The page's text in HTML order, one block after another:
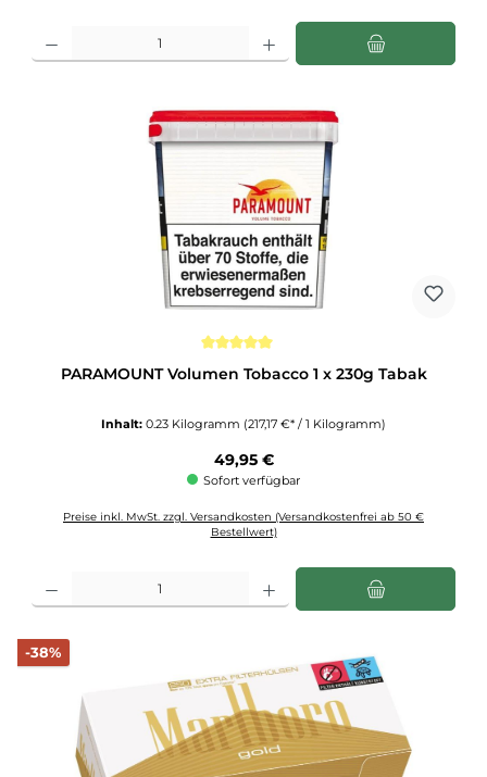
Produkt Anzahl: Gib den gewünschten Wert ein oder benutze die Schaltflächen
PARAMOUNT Volumen Tobacco 1 x 230g Tabak
Inhalt: 0.23 Kilogramm (217,17 €* / 1 Kilogramm)
Regulärer Preis:
49,95 €
Sofort verfügbar
Preise inkl. MwSt. zzgl. Versandkosten (Versandkostenfrei ab 50 €
Bestellwert)
Produkt Anzahl: Gib den gewünschten Wert ein oder benutze die Schaltflächen
-38%Rabatt